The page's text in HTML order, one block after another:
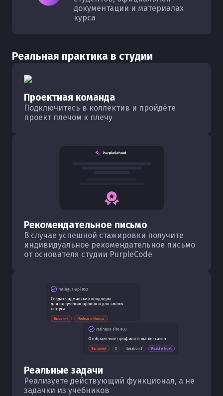
документации и материалах
курса
Реальная практика в студии
Проектная команда
Подключитесь в коллектив и пройдёте
проект плечом к плечу
Рекомендательное письмо
В случае успешной стажировки получите
индивидуальное рекомендательное письмо
от основателя студии PurpleCode
Реальные задачи
Реализуете действующий функционал, а не
задачки из учебников